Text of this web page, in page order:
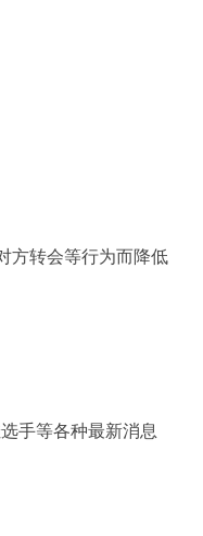
方转会等行为而降低
手等各种最新消息